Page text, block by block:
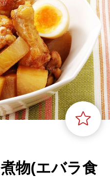
物(エバラ食